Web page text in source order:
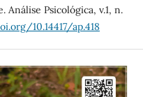
Análise Psicológica, v.1, n.
10.14417/ap.418